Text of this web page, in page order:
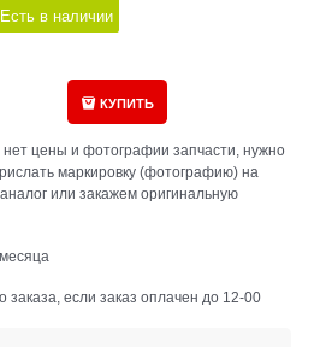
Есть в наличии
КУПИТЬ
нет цены и фотографии запчасти, нужно
маркировку (фотографию) на
или закажем оригинальную
заказа, если заказ оплачен до 12-00